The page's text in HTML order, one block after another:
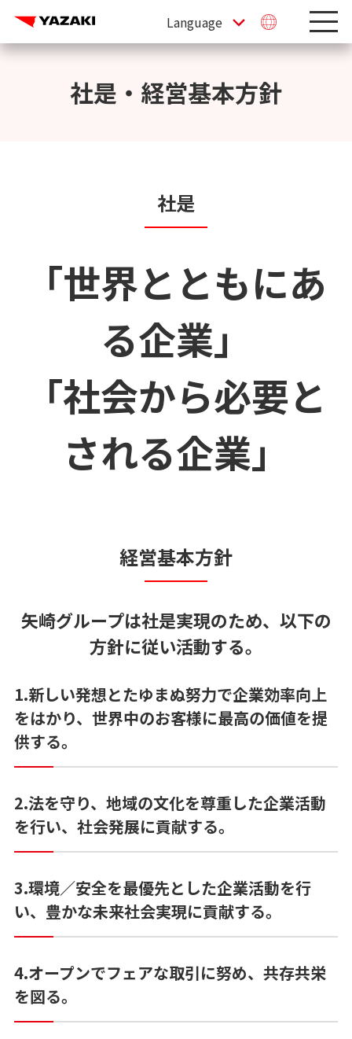
社是・経営基本方針
社是
「世界とともにあ
る企業」
「社会から必要と
される企業」
経営基本方針
矢崎グループは社是実現のため、以下の
方針に従い活動する。
1.新しい発想とたゆまぬ努力で企業効率向上
をはかり、世界中のお客様に最高の価値を提
供する。
2.法を守り、地域の文化を尊重した企業活動
を行い、社会発展に貢献する。
3.環境／安全を最優先とした企業活動を行
い、豊かな未来社会実現に貢献する。
4.オープンでフェアな取引に努め、共存共栄
を図る。